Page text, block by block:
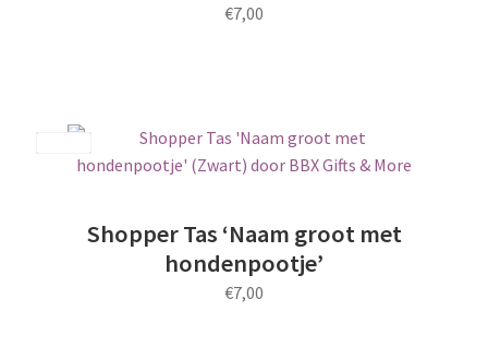
€7,00
Shopper Tas ‘Naam groot met
hondenpootje’
€7,00